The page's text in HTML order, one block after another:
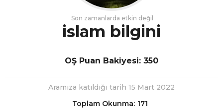
Son zamanlarda etkin değil
islam bilgini
OŞ Puan Bakiyesi: 350
Aramıza katıldığı tarih 15 Mart 2022
Toplam Okunma: 171